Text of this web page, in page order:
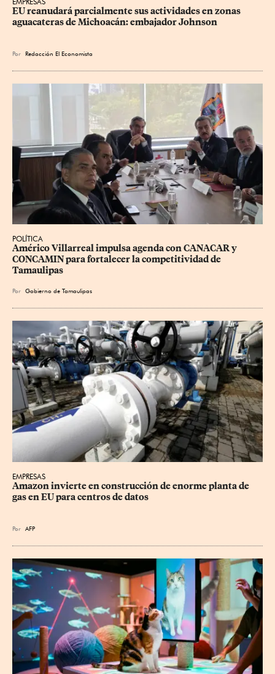
EU reanudará parcialmente sus actividades en zonas
aguacateras de Michoacán: embajador Johnson
Por Redacción El Economista
POLÍTICA
Américo Villarreal impulsa agenda con CANACAR y
CONCAMIN para fortalecer la competitividad de
Tamaulipas
Por Gobierno de Tamaulipas
EMPRESAS
Amazon invierte en construcción de enorme planta de
gas en EU para centros de datos
Por AFP